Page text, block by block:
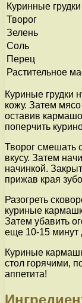
Куринные грудки
Творог
Зелень
Соль
Перец
Растительное
Куриные грудки
кожу. Затем мясо
оставив
поперчить
Творог смешать
вкусу. Затем
начинкой.
прижав края
Разогреть
куриные
Затем убавить
еще 10-15 минут
Куриные
стол горячими,
аппетита!